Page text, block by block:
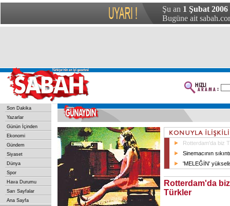
Şu an 1 Şubat
Bugüne ait
Son Dakika
Yazarlar
Günün İçinden
Ekonomi
Gündem
Siyaset
Dünya
Spor
Hava Durumu
Sarı Sayfalar
Ana Sayfa
Rotterdam'da biz
Sinemacının
'MELEĞİN'
Rotterdam'da biz
Türkler